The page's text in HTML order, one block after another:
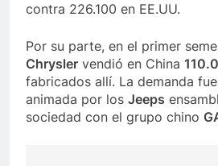
contra 226.100 en EE.UU.
Por su parte, en el primer
Chrysler vendió en China
fabricados allí. La demanda
animada por los Jeeps
sociedad con el grupo chino